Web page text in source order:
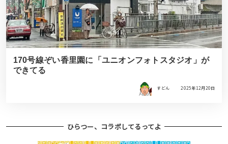
170号線ぞい香里園に「ユニオンフォトスタジオ」が
できてる
すどん 2025年12月20日
ひらつー、コラボしてるってよ